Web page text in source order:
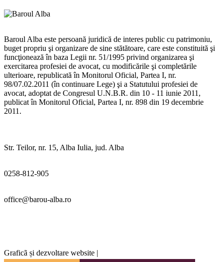
Baroul Alba este persoană juridică de interes public cu patrimoniu,
buget propriu şi organizare de sine stătătoare, care este constituită şi
funcţionează în baza Legii nr. 51/1995 privind organizarea şi
exercitarea profesiei de avocat, cu modificările şi completările
ulterioare, republicată în Monitorul Oficial, Partea I, nr.
98/07.02.2011 (în continuare Lege) şi a Statutului profesiei de
avocat, adoptat de Congresul U.N.B.R. din 10 - 11 iunie 2011,
publicat în Monitorul Oficial, Partea I, nr. 898 din 19 decembrie
2011.
Str. Teilor, nr. 15, Alba Iulia, jud. Alba
0258-812-905
office@barou-alba.ro
Graficã și dezvoltare website |